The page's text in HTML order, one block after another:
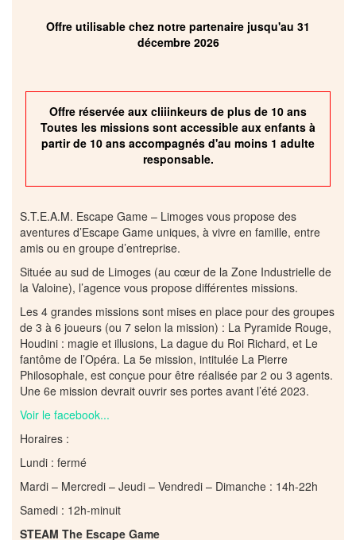
Offre utilisable chez notre partenaire jusqu'au 31
décembre 2026
Offre réservée aux cliiinkeurs de plus de 10 ans
Toutes les missions sont accessible aux enfants à
partir de 10 ans accompagnés d'au moins 1 adulte
responsable.
S.T.E.A.M. Escape Game – Limoges vous propose des
aventures d’Escape Game uniques, à vivre en famille, entre
amis ou en groupe d’entreprise.
Située au sud de Limoges (au cœur de la Zone Industrielle de
la Valoine), l’agence vous propose différentes missions.
Les 4 grandes missions sont mises en place pour des groupes
de 3 à 6 joueurs (ou 7 selon la mission) : La Pyramide Rouge,
Houdini : magie et illusions, La dague du Roi Richard, et Le
fantôme de l’Opéra. La 5e mission, intitulée La Pierre
Philosophale, est conçue pour être réalisée par 2 ou 3 agents.
Une 6e mission devrait ouvrir ses portes avant l’été 2023.
Voir le facebook...
Horaires :
Lundi : fermé
Mardi – Mercredi – Jeudi – Vendredi – Dimanche : 14h-22h
Samedi : 12h-minuit
STEAM The Escape Game